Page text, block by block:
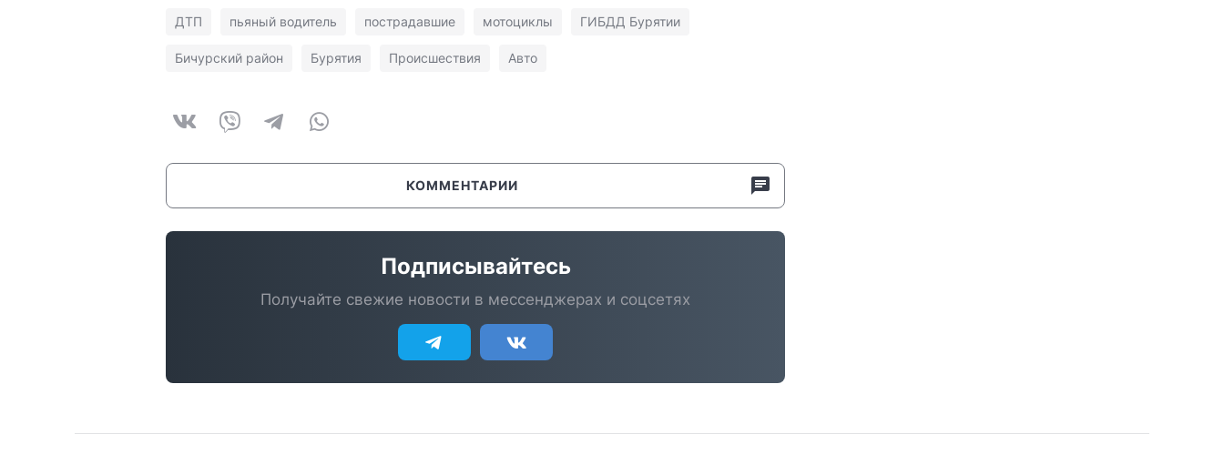
ДТП пьяный водитель пострадавшие мотоциклы ГИБДД Бурятии
Бичурский район Бурятия Происшествия Авто
КОММЕНТАРИИ
Подписывайтесь
Получайте свежие новости в мессенджерах и соцсетях